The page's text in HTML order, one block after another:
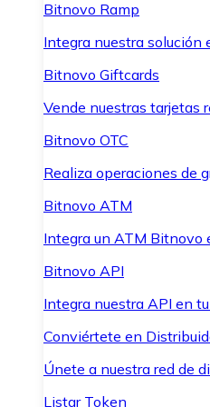
Bitnovo Ramp
Integra nuestra solución
Bitnovo Giftcards
Vende nuestras tarjetas
Bitnovo OTC
Realiza operaciones de
Bitnovo ATM
Integra un ATM Bitnovo
Bitnovo API
Integra nuestra API en
Conviértete en
Únete a nuestra red de
Listar Token